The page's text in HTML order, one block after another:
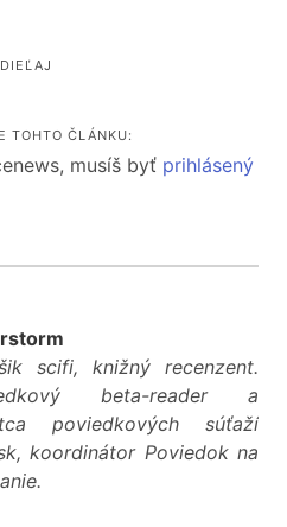
TOHTO ČLÁNKU:
musíš byť prihlásený
scifi, knižný recenzent.
beta-reader a
poviedkových súťaží
koordinátor Poviedok na